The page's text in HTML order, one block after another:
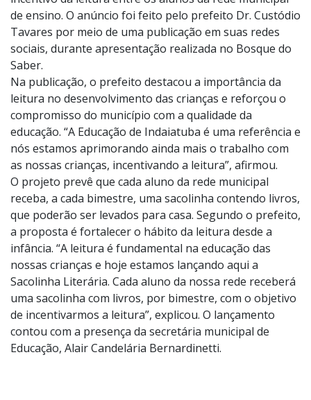
incentivo da leitura entre os alunos da rede municipal
de ensino. O anúncio foi feito pelo prefeito Dr. Custódio
Tavares por meio de uma publicação em suas redes
sociais, durante apresentação realizada no Bosque do
Saber.
Na publicação, o prefeito destacou a importância da
leitura no desenvolvimento das crianças e reforçou o
compromisso do município com a qualidade da
educação. “A Educação de Indaiatuba é uma referência e
nós estamos aprimorando ainda mais o trabalho com
as nossas crianças, incentivando a leitura”, afirmou.
O projeto prevê que cada aluno da rede municipal
receba, a cada bimestre, uma sacolinha contendo livros,
que poderão ser levados para casa. Segundo o prefeito,
a proposta é fortalecer o hábito da leitura desde a
infância. “A leitura é fundamental na educação das
nossas crianças e hoje estamos lançando aqui a
Sacolinha Literária. Cada aluno da nossa rede receberá
uma sacolinha com livros, por bimestre, com o objetivo
de incentivarmos a leitura”, explicou. O lançamento
contou com a presença da secretária municipal de
Educação, Alair Candelária Bernardinetti.